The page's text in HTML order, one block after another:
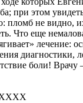
при этом
пломб не видно,
Что еще
лечение:
диагностики,
боли! Врачу